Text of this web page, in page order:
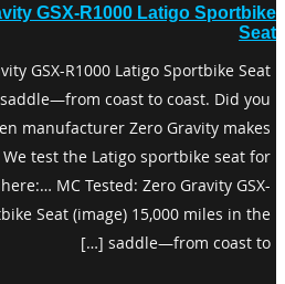
GSX-R1000 Latigo Sportbike
Seat
GSX-R1000 Latigo Sportbike Seat
coast to coast. Did you
manufacturer Zero Gravity makes
We test the Latigo sportbike seat for
MC Tested: Zero Gravity GSX-
Seat (image) 15,000 miles in the
saddle—from coast to […]